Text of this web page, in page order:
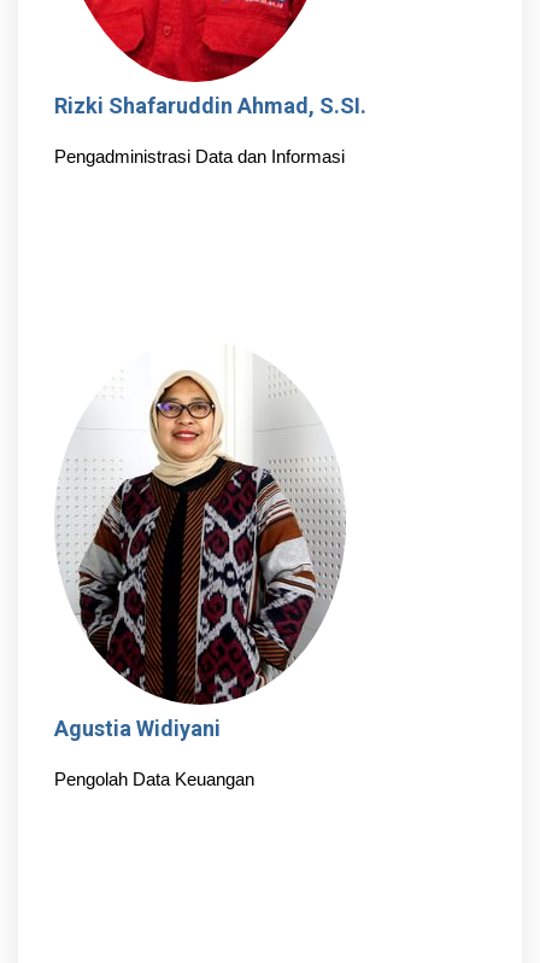
Rizki Shafaruddin Ahmad, S.SI.
Pengadministrasi Data dan Informasi
Agustia Widiyani
Pengolah Data Keuangan